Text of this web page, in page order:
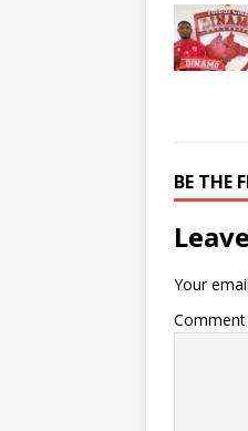
BE THE
Your
Comment